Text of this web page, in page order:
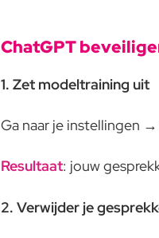
ChatGPT
1. Zet modeltraining uit
Ga naar je instellingen
Resultaat: jouw
2. Verwijder je